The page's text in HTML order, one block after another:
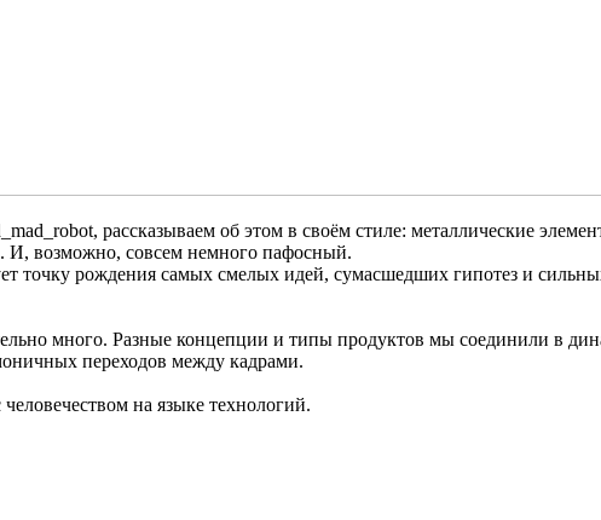
рассказываем об этом в своём стиле: металлические
И, возможно, совсем немного пафосный.
точку рождения самых смелых идей, сумасшедших гипотез и
много. Разные концепции и типы продуктов мы соединили в
переходов между кадрами.
на языке технологий.